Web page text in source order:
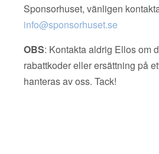
Sponsorhuset, vänligen
info@sponsorhuset.se
OBS: Kontakta aldrig Ellos om
rabattkoder eller ersättning på
hanteras av oss. Tack!